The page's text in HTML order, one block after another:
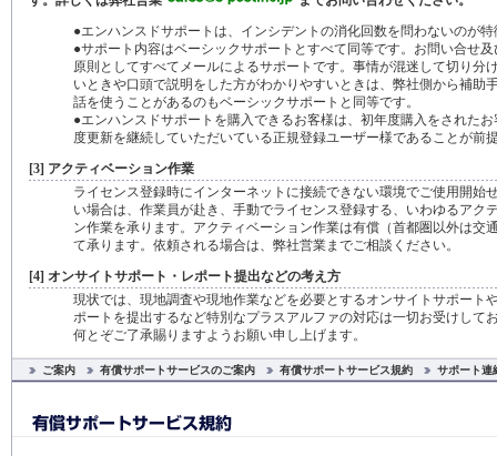
●エンハンスドサポートは、インシデントの消化回数を問わないのが特
●サポート内容はベーシックサポートとすべて同等です。お問い合せ及
原則としてすべてメールによるサポートです。事情が混迷して切り分
いときや口頭で説明をした方がわかりやすいときは、弊社側から補助
話を使うことがあるのもベーシックサポートと同等です。
●エンハンスドサポートを購入できるお客様は、初年度購入をされたお
度更新を継続していただいている正規登録ユーザー様であることが前
[3] アクティベーション作業
ライセンス登録時にインターネットに接続できない環境でご使用開始
い場合は、作業員が赴き、手動でライセンス登録する、いわゆるアク
ン作業を承ります。アクティベーション作業は有償（首都圏以外は交
て承ります。依頼される場合は、弊社営業までご相談ください。
[4] オンサイトサポート・レポート提出などの考え方
現状では、現地調査や現地作業などを必要とするオンサイトサポート
ポートを提出するなど特別なプラスアルファの対応は一切お受けして
何とぞご了承賜りますようお願い申し上げます。
ご案内 有償サポートサービスのご案内 有償サポートサービス規約 サポート連